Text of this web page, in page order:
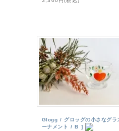
Glogg / グロッグの小さなグ
ーナメント / B ]